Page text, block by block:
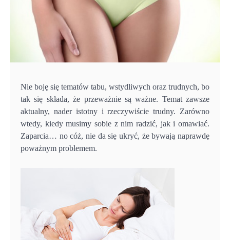
Nie boję się tematów tabu, wstydliwych oraz trudnych, bo
tak się składa, że przeważnie są ważne. Temat zawsze
aktualny, nader istotny i rzeczywiście trudny. Zarówno
wtedy, kiedy musimy sobie z nim radzić, jak i omawiać.
Zaparcia… no cóż, nie da się ukryć, że bywają naprawdę
poważnym problemem.